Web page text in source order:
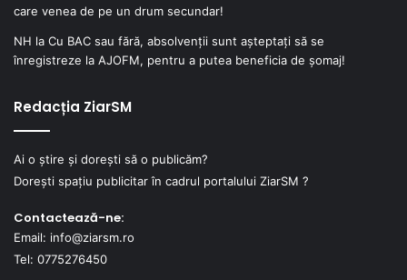
care venea de pe un drum secundar!
NH la Cu BAC sau fără, absolvenții sunt așteptați să se
înregistreze la AJOFM, pentru a putea beneficia de șomaj!
Redacția ZiarSM
Ai o știre și dorești să o publicăm?
Dorești spațiu publicitar în cadrul portalului ZiarSM ?
Contactează-ne:
Email: info@ziarsm.ro
Tel: 0775276450